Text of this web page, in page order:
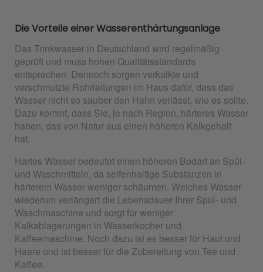
Die Vorteile einer Wasserenthärtungsanlage
Das Trinkwasser in Deutschland wird regelmäßig
geprüft und muss hohen Qualitätsstandards
entsprechen. Dennoch sorgen verkalkte und
verschmutzte Rohrleitungen im Haus dafür, dass das
Wasser nicht so sauber den Hahn verlässt, wie es sollte.
Dazu kommt, dass Sie, je nach Region, härteres Wasser
haben, das von Natur aus einen höheren Kalkgehalt
hat.
Hartes Wasser bedeutet einen höheren Bedarf an Spül-
und Waschmitteln, da seifenhaltige Substanzen in
härterem Wasser weniger schäumen. Weiches Wasser
wiederum verlängert die Lebensdauer Ihrer Spül- und
Waschmaschine und sorgt für weniger
Kalkablagerungen in Wasserkocher und
Kaffeemaschine. Noch dazu ist es besser für Haut und
Haare und ist besser für die Zubereitung von Tee und
Kaffee.